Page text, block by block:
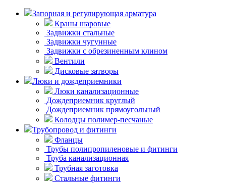
Запорная и регулирующая арматура
Краны шаровые
Задвижки стальные
Задвижки чугунные
Задвижки с обрезиненным клином
Вентили
Дисковые затворы
Люки и дождеприемники
Люки канализационные
Дождеприемник круглый
Дождеприемник прямоугольный
Колодцы полимер-песчаные
Трубопровод и фитинги
Фланцы
Трубы полипропиленовые и фитинги
Труба канализационная
Трубная заготовка
Стальные фитинги